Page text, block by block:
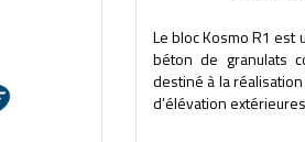
Le bloc Kosmo R1 est
béton de granulats
destiné à la
d’élévation